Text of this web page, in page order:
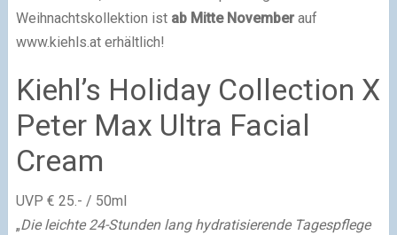
Weihnachtskollektion ist ab Mitte Novemberauf
www.kiehls.at erhältlich!
Kiehl’s Holiday Collection X
Peter Max Ultra Facial
Cream
UVP € 25.- / 50ml
„Die leichte 24-Stunden lang hydratisierende Tagespflege